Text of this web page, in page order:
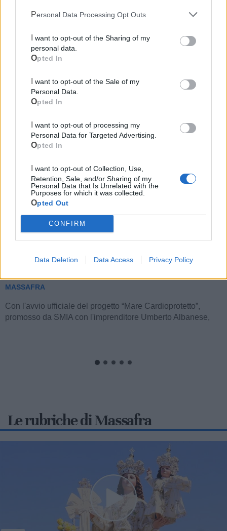
Personal Data Processing Opt Outs
personal data.
Opted In
Personal Data.
Opted In
Personal Data for Targeted Advertising.
Opted In
Retention, Sale, and/or Sharing of my
Personal Data that Is Unrelated with the
Purposes for which it was collected.
Opted Out
CONFIRM
Data Deletion Data Access Privacy Policy
Due Mari
Le ultime notizie di Massafra
Cardioprotetto"
MASSAFRA
Con l'avvio ufficiale del progetto “Mare Cardioprotetto”,
promosso da SMIA con l'imprenditore Umberto Albanese,
Le rubriche di Massafra